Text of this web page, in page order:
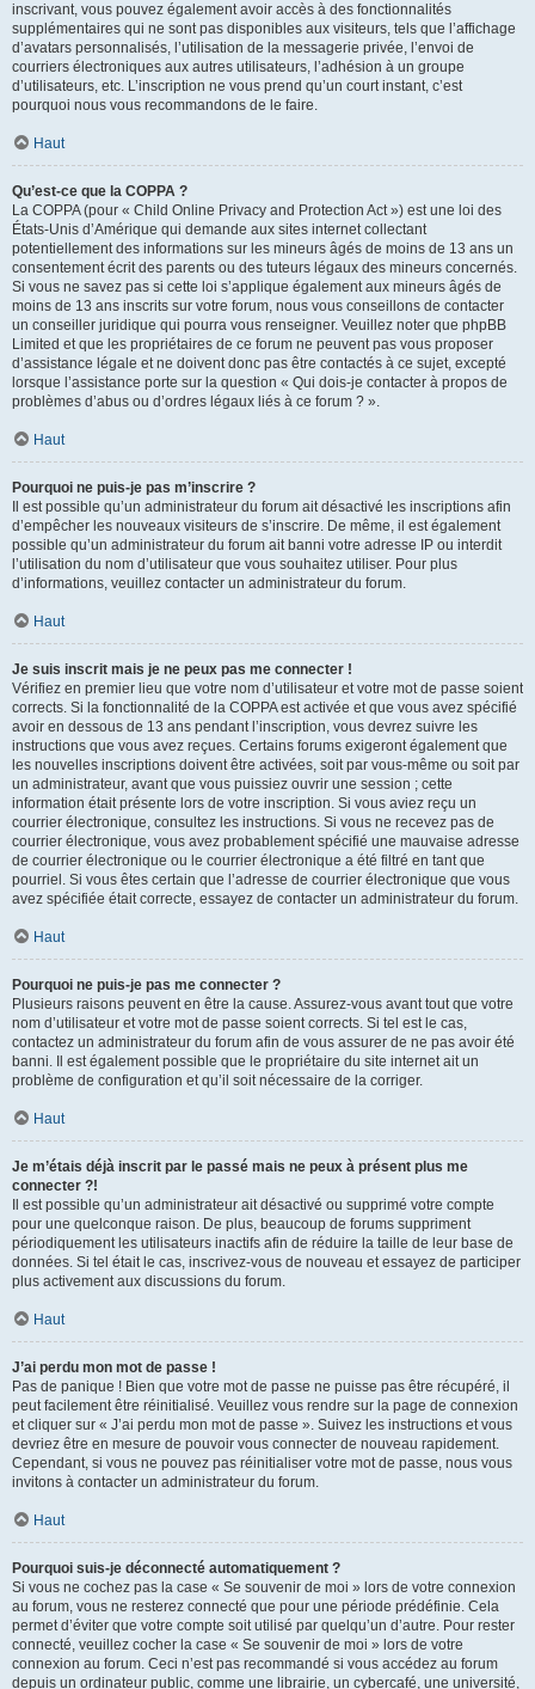
inscrivant, vous pouvez également avoir accès à des fonctionnalités
supplémentaires qui ne sont pas disponibles aux visiteurs, tels que l’affichage
d’avatars personnalisés, l’utilisation de la messagerie privée, l’envoi de
courriers électroniques aux autres utilisateurs, l’adhésion à un groupe
d’utilisateurs, etc. L’inscription ne vous prend qu’un court instant, c’est
pourquoi nous vous recommandons de le faire.
Haut
Qu’est-ce que la COPPA ?
La COPPA (pour « Child Online Privacy and Protection Act ») est une loi des
États-Unis d’Amérique qui demande aux sites internet collectant
potentiellement des informations sur les mineurs âgés de moins de 13 ans un
consentement écrit des parents ou des tuteurs légaux des mineurs concernés.
Si vous ne savez pas si cette loi s’applique également aux mineurs âgés de
moins de 13 ans inscrits sur votre forum, nous vous conseillons de contacter
un conseiller juridique qui pourra vous renseigner. Veuillez noter que phpBB
Limited et que les propriétaires de ce forum ne peuvent pas vous proposer
d’assistance légale et ne doivent donc pas être contactés à ce sujet, excepté
lorsque l’assistance porte sur la question « Qui dois-je contacter à propos de
problèmes d’abus ou d’ordres légaux liés à ce forum ? ».
Haut
Pourquoi ne puis-je pas m’inscrire ?
Il est possible qu’un administrateur du forum ait désactivé les inscriptions afin
d’empêcher les nouveaux visiteurs de s’inscrire. De même, il est également
possible qu’un administrateur du forum ait banni votre adresse IP ou interdit
l’utilisation du nom d’utilisateur que vous souhaitez utiliser. Pour plus
d’informations, veuillez contacter un administrateur du forum.
Haut
Je suis inscrit mais je ne peux pas me connecter !
Vérifiez en premier lieu que votre nom d’utilisateur et votre mot de passe soient
corrects. Si la fonctionnalité de la COPPA est activée et que vous avez spécifié
avoir en dessous de 13 ans pendant l’inscription, vous devrez suivre les
instructions que vous avez reçues. Certains forums exigeront également que
les nouvelles inscriptions doivent être activées, soit par vous-même ou soit par
un administrateur, avant que vous puissiez ouvrir une session ; cette
information était présente lors de votre inscription. Si vous aviez reçu un
courrier électronique, consultez les instructions. Si vous ne recevez pas de
courrier électronique, vous avez probablement spécifié une mauvaise adresse
de courrier électronique ou le courrier électronique a été filtré en tant que
pourriel. Si vous êtes certain que l’adresse de courrier électronique que vous
avez spécifiée était correcte, essayez de contacter un administrateur du forum.
Haut
Pourquoi ne puis-je pas me connecter ?
Plusieurs raisons peuvent en être la cause. Assurez-vous avant tout que votre
nom d’utilisateur et votre mot de passe soient corrects. Si tel est le cas,
contactez un administrateur du forum afin de vous assurer de ne pas avoir été
banni. Il est également possible que le propriétaire du site internet ait un
problème de configuration et qu’il soit nécessaire de la corriger.
Haut
Je m’étais déjà inscrit par le passé mais ne peux à présent plus me
connecter ?!
Il est possible qu’un administrateur ait désactivé ou supprimé votre compte
pour une quelconque raison. De plus, beaucoup de forums suppriment
périodiquement les utilisateurs inactifs afin de réduire la taille de leur base de
données. Si tel était le cas, inscrivez-vous de nouveau et essayez de participer
plus activement aux discussions du forum.
Haut
J’ai perdu mon mot de passe !
Pas de panique ! Bien que votre mot de passe ne puisse pas être récupéré, il
peut facilement être réinitialisé. Veuillez vous rendre sur la page de connexion
et cliquer sur « J’ai perdu mon mot de passe ». Suivez les instructions et vous
devriez être en mesure de pouvoir vous connecter de nouveau rapidement.
Cependant, si vous ne pouvez pas réinitialiser votre mot de passe, nous vous
invitons à contacter un administrateur du forum.
Haut
Pourquoi suis-je déconnecté automatiquement ?
Si vous ne cochez pas la case « Se souvenir de moi » lors de votre connexion
au forum, vous ne resterez connecté que pour une période prédéfinie. Cela
permet d’éviter que votre compte soit utilisé par quelqu’un d’autre. Pour rester
connecté, veuillez cocher la case « Se souvenir de moi » lors de votre
connexion au forum. Ceci n’est pas recommandé si vous accédez au forum
depuis un ordinateur public, comme une librairie, un cybercafé, une université,